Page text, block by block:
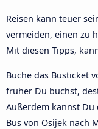
Reisen kann teuer
vermeiden, einen zu
Mit diesen Tipps,
Buche das Busticket
früher Du buchst,
Außerdem kannst Du
Bus von Osijek nach